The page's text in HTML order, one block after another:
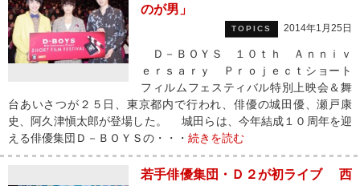
のが男」
TOPICS 2014年1月25日
Ｄ－ＢＯＹＳ １０ｔｈ Ａｎｎｉｖ
ｅｒｓａｒｙ Ｐｒｏｊｅｃｔショート
フィルムフェスティバル特別上映会＆舞
台あいさつが２５日、東京都内で行われ、俳優の城田優、瀬戸康
史、阿久津愼太郎が登場した。 城田らは、今年結成１０周年を迎
える俳優集団Ｄ－ＢＯＹＳの・・・ 続きを読む
若手俳優集団・Ｄ２が初ライブ 西